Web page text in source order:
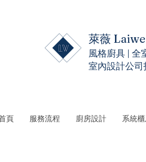
萊薇
風格廚具 | 全
室內設計公
頁 服務流程 廚房設計 系統